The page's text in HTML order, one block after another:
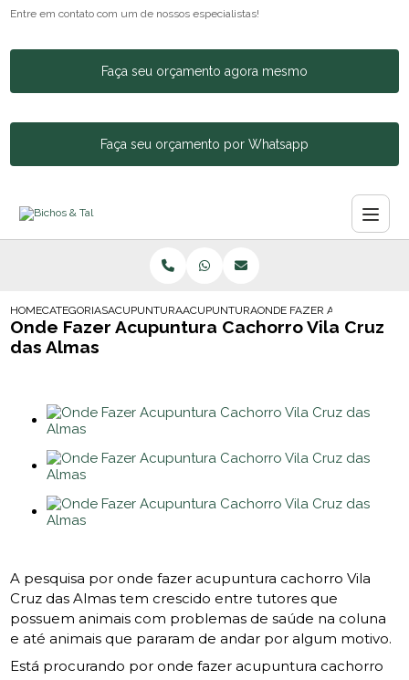
Entre em contato com um de nossos especialistas!
Faça seu orçamento agora mesmo
Faça seu orçamento por Whatsapp
HOMECATEGORIASACUPUNTURA ANIMALACUPUNTURA CACHORRO COLUNA
ONDE FAZER ACUPUNTURA
Onde Fazer Acupuntura Cachorro Vila Cruz
das Almas
A pesquisa por onde fazer acupuntura cachorro Vila
Cruz das Almas tem crescido entre tutores que
possuem animais com problemas de saúde na coluna
e até animais que pararam de andar por algum motivo.
Está procurando por onde fazer acupuntura cachorro